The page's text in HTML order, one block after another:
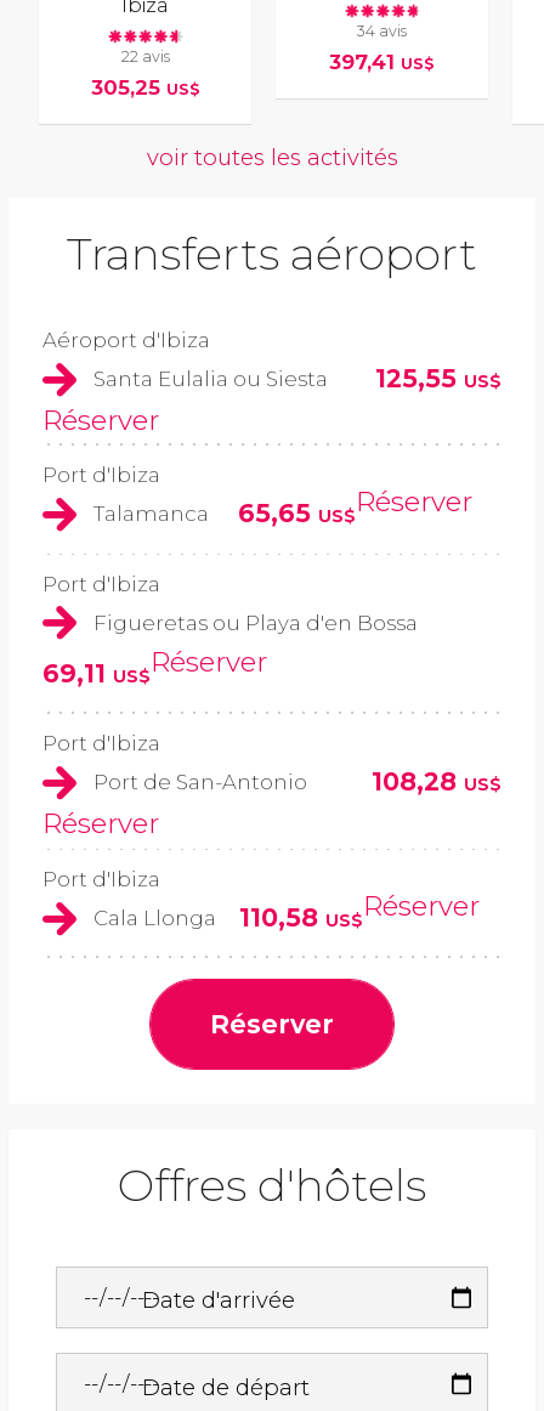
22 avis
305,25 US$
34 avis
397,41 US$
voir toutes les activités
Transferts aéroport
Aéroport d'Ibiza
Santa Eulalia ou Siesta
125,55 US$
Réserver
Port d'Ibiza
Talamanca
65,65 US$Réserver
Port d'Ibiza
Figueretas ou Playa d'en Bossa
69,11 US$Réserver
Port d'Ibiza
Port de San-Antonio
108,28 US$
Réserver
Port d'Ibiza
Cala Llonga
110,58 US$Réserver
Réserver
Offres d'hôtels
Date d'arrivée
Date de départ